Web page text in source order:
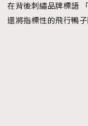
在背後刺繡品牌標語
還將指標性的飛行鴨